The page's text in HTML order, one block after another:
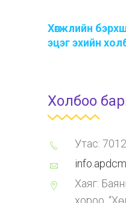
Хөгжлийн
эцэг эхийн
Холбоо
Утас:
Хаяг: